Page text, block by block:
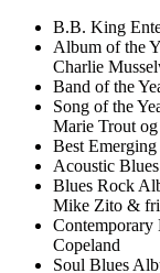
B.B. King
Album of the
Charlie
Band of the
Song of the
Marie Trout
Best
Acoustic
Blues Rock
Mike Zito &
Contemporary
Copeland
Soul Blues